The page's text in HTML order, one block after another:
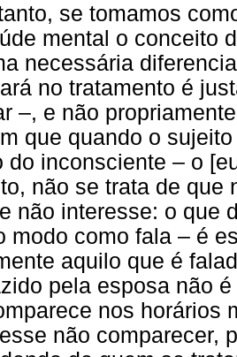
se tomamos
mental o conceito
necessária
no tratamento é
–, e não
que quando o
do inconsciente – o
não se trata de que
não interesse: o que
modo como fala – é
aquilo que é
pela esposa não
nos horários
não comparecer,